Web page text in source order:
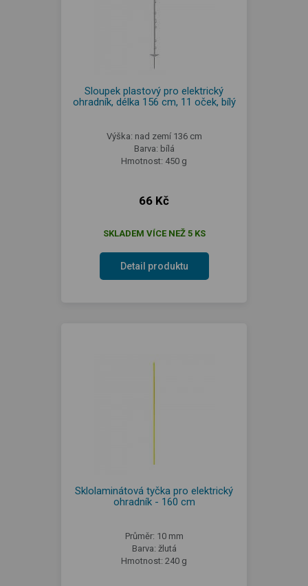
Sloupek plastový pro elektrický
ohradník, délka 156 cm, 11 oček, bílý
Výška: nad zemí 136 cm
Barva: bílá
Hmotnost: 450 g
66 Kč
SKLADEM VÍCE NEŽ 5 KS
Detail produktu
Sklolaminátová tyčka pro elektrický
ohradník - 160 cm
Průměr: 10 mm
Barva: žlutá
Hmotnost: 240 g